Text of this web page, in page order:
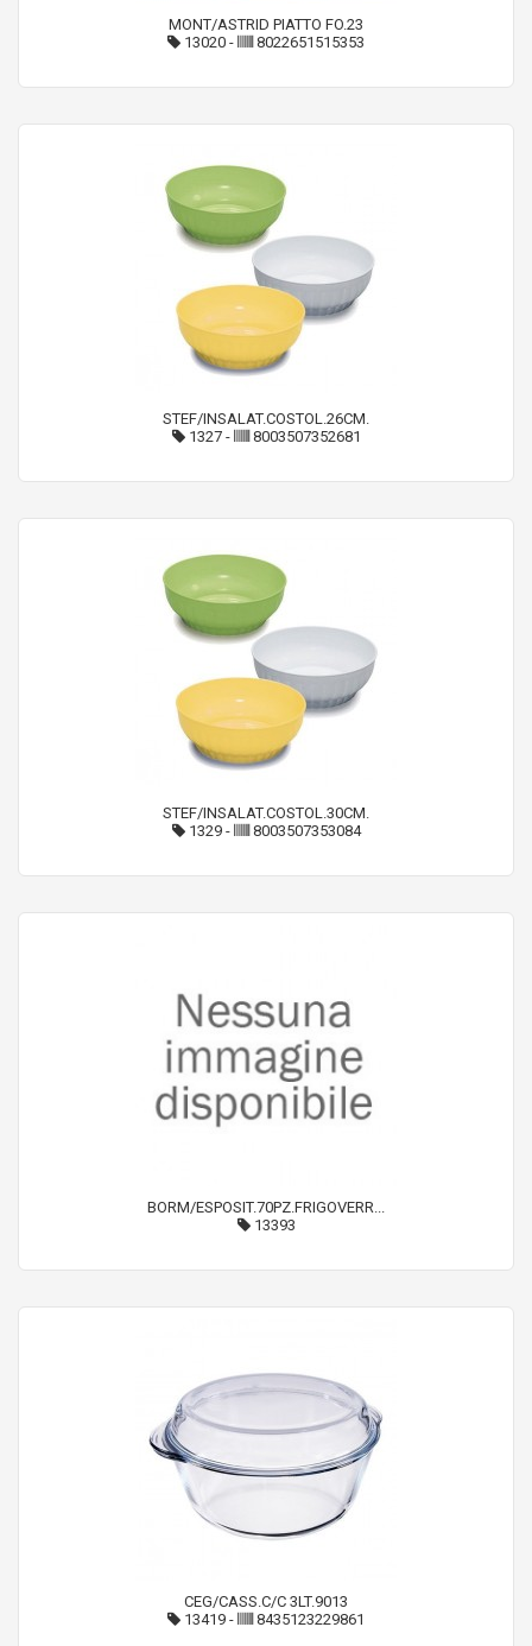
MONT/ASTRID PIATTO FO.23
13020 - 8022651515353
STEF/INSALAT.COSTOL.26CM.
1327- 8003507352681
STEF/INSALAT.COSTOL.30CM.
1329- 8003507353084
BORM/ESPOSIT.70PZ.FRIGOVERR...
13393
CEG/CASS.C/C 3LT.9013
13419 - 8435123229861